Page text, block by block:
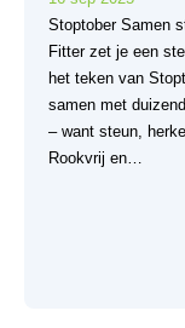
Stoptober Samen
Fitter zet je een
het teken van
samen met
– want steun,
Rookvrij en…